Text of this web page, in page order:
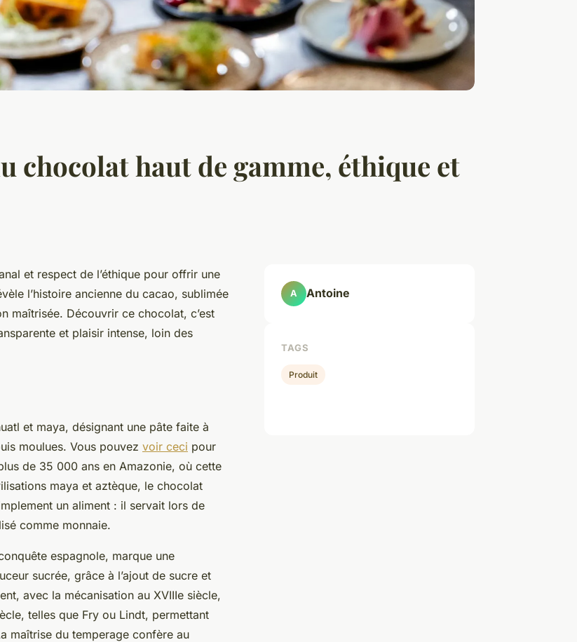
chocolat haut de gamme, éthique et
et respect de l’éthique pour offrir une
l’histoire ancienne du cacao, sublimée
maîtrisée. Découvrir ce chocolat, c’est
et plaisir intense, loin des
et maya, désignant une pâte faite à
moulues. Vous pouvez voir ceci pour
de 35 000 ans en Amazonie, où cette
maya et aztèque, le chocolat
un aliment : il servait lors de
comme monnaie.
espagnole, marque une
sucrée, grâce à l’ajout de sucre et
avec la mécanisation au XVIIIe siècle,
telles que Fry ou Lindt, permettant
maîtrise du temperage confère au
A Antoine
TAGS
Produit